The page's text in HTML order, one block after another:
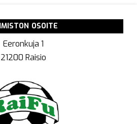
OSOITE
Eeronkuja 1
21200 Raisio